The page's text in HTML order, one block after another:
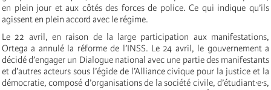
en plein jour et aux côtés des forces de police. Ce qui indique qu’ils
agissent en plein accord avec le régime.
Le 22 avril, en raison de la large participation aux manifestations,
Ortega a annulé la réforme de l’INSS. Le 24 avril, le gouvernement a
décidé d’engager un Dialogue national avec une partie des manifestants
et d’autres acteurs sous l’égide de l’Alliance civique pour la justice et la
démocratie, composé d’organisations de la société civile, d’étudiant·e·s,